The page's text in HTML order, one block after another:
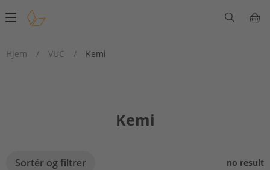
Main
Hjem
/ VUC / Kemi
Kemi
Sortér og filtrer no result